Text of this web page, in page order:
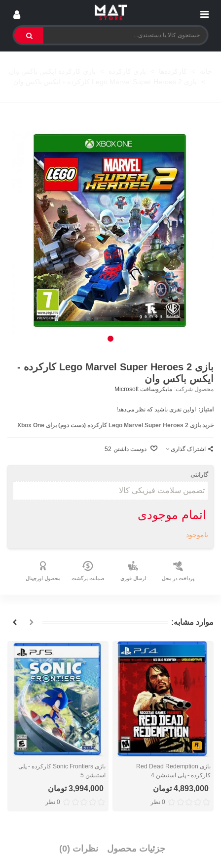
بازی Lego Marvel Super Heroes 2 کارکرده -
ایکس باکس وان
محصول شرکت: مایکروسافت Microsoft
امتیاز: اولین نفری باشید که نظر می‌دهد!
خرید بازی Lego Marvel Super Heroes 2 کارکرده (دست دوم) برای Xbox One
اشتراک گذاری دوست داشتن 52
گارانتی
اتمام موجودی
ناموجود
پرداخت در محل ارسال فوری ضمانت برگشت محصول اورجینال
موارد مشابه:
بازی Red Dead Redemption
کارکرده - پلی استیشن 4
4,893,000 تومان
0 نظر
بازی Sonic Frontiers کارکرده - پلی
استیشن 5
3,994,000 تومان
0 نظر
جزئیات محصول نظرات (0)